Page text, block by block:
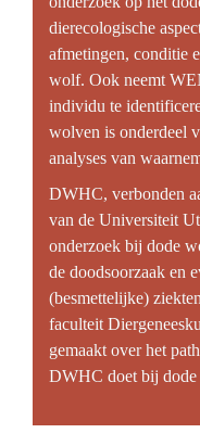
dierecologische
afmetingen, conditie
wolf. Ook neemt
individu te
wolven is onderdeel
analyses van
DWHC, verbonden
van de Universiteit
onderzoek bij dode
de doodsoorzaak en
(besmettelijke)
faculteit
gemaakt over het
DWHC doet bij